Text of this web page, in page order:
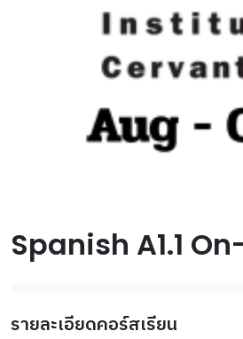
Spanish A1.1
รายละเอียดคอร์สเรียน